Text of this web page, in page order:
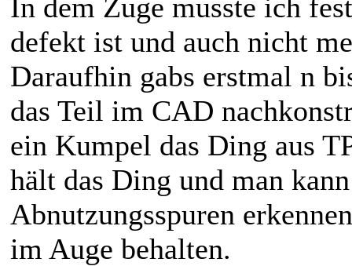
In dem Zuge musste ich
defekt ist und auch nicht
Daraufhin gabs erstmal n
das Teil im CAD
ein Kumpel das Ding aus
hält das Ding und man
Abnutzungsspuren
im Auge behalten.